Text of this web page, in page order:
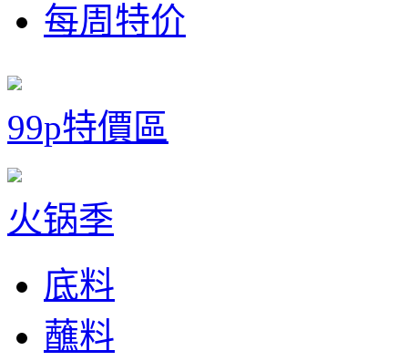
每周特价
99p特價區
火锅季
底料
蘸料